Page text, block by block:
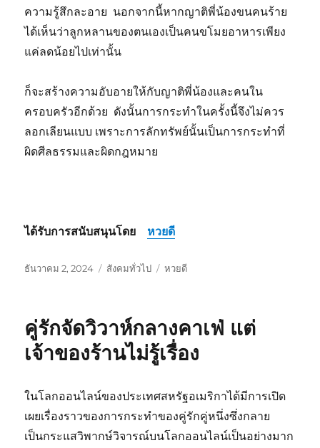
ความรู้สึกละอาย นอกจากนี้หากญาติพี่น้องขนคนร้าย
ได้เห็นว่าลูกหลานของตนเองเป็นคนขโมยอาหารเพียง
แค่ลดน้อยไปเท่านั้น
ก็จะสร้างความอับอายให้กับญาติพี่น้องและคนใน
ครอบครัวอีกด้วย ดังนั้นการกระทำในครั้งนี้จึงไม่ควร
ลอกเลียนแบบ เพราะการลักทรัพย์นั้นเป็นการกระทำที่
ผิดศีลธรรมและผิดกฎหมาย
ได้รับการสนับสนุนโดย หวยดี
เขียน
ธันวาคม 2, 2024
หมวด
สังคมทั่วไป
ป้าย
หวยดี
คู่รักจัดวิวาห์กลางคาเฟ่ แต่
เจ้าของร้านไม่รู้เรื่อง
ในโลกออนไลน์ของประเทศสหรัฐอเมริกาได้มีการเปิด
เผยเรื่องราวของการกระทำของคู่รักคู่หนึ่งซึ่งกลาย
เป็นกระแสวิพากษ์วิจารณ์บนโลกออนไลน์เป็นอย่างมาก